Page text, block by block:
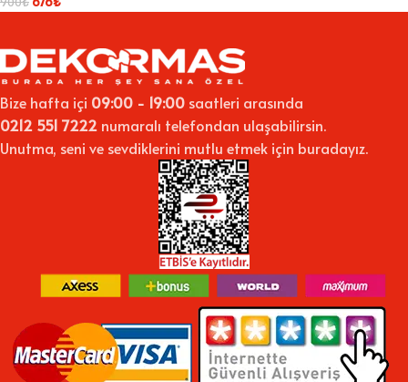
Bize hafta içi 09:00 - 19:00 saatleri arasında
0212 551 7222 numaralı telefondan ulaşabilirsin.
Unutma, seni ve sevdiklerini mutlu etmek için buradayız.